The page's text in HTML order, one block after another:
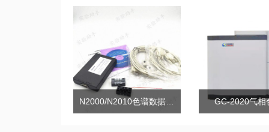
N2000/N2010色谱数据工作站 GC-2020气相